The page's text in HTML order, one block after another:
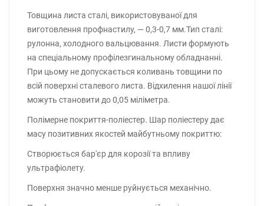
Товщина листа сталі, використовуваної для
виготовлення профнастилу, — 0,3-0,7 мм.Тип сталі:
рулонна, холодного вальцювання. Листи формують
на спеціальному профілезгинальному обладнанні.
При цьому не допускається коливань товщини по
всій поверхні сталевого листа. Відхилення нашої лінії
можуть становити до 0,05 міліметра.
Полімерне покриття-поліестер. Шар поліестеру дає
масу позитивних якостей майбутньому покриттю:
Створюється бар'єр для корозії та впливу
ультрафіолету.
Поверхня значно менше руйнується механічно.